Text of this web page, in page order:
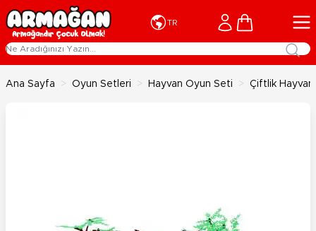
İçeriğe geç
TR Cart
Ana Sayfa > Oyun Setleri > Hayvan Oyun Seti > Çiftlik